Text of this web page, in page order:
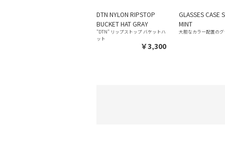
DTN NYLON RIPSTOP
BUCKET HAT GRAY
"DTN" リップストップ バケットハ
ット
￥3,300
GLASSES CASE
MINT
大胆なカラー配置の